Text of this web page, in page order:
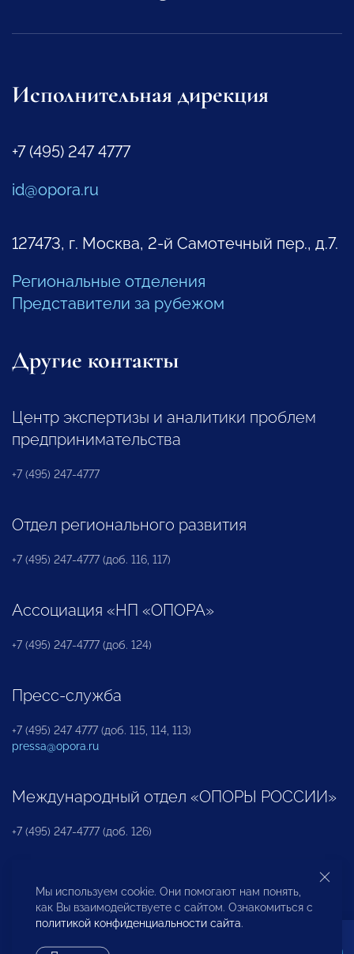
Исполнительная дирекция
+7 (495) 247 4777
id@opora.ru
127473, г. Москва, 2-й Самотечный пер., д.7.
Региональные отделения
Представители за рубежом
Другие контакты
Центр экспертизы и аналитики проблем
предпринимательства
+7 (495) 247-4777
Отдел регионального развития
+7 (495) 247-4777 (доб. 116, 117)
Ассоциация «НП «ОПОРА»
+7 (495) 247-4777 (доб. 124)
Пресс-служба
+7 (495) 247 4777 (доб. 115, 114, 113)
pressa@opora.ru
Международный отдел «ОПОРЫ РОССИИ»
+7 (495) 247-4777 (доб. 126)
Бюро по защите прав предпринимателей и
инвесторов
Мы используем cookie. Они помогают нам понять,
как Вы взаимодействуете с сайтом. Ознакомиться с
политикой конфиденциальности сайта.